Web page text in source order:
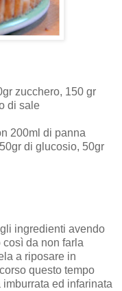
zucchero, 150 gr
di sale
200ml di panna
di glucosio, 50gr
ingredienti avendo
da non farla
a riposare in
questo tempo
ed infarinata